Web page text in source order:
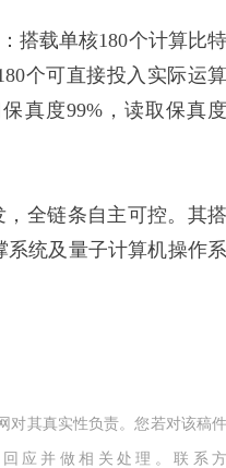
搭载单核180个计算比特
个可直接投入实际运算
真度99%，读取保真度
全链条自主可控。其搭
统及量子计算机操作系
对其真实性负责。您若对该稿件
应并做相关处理。联系方